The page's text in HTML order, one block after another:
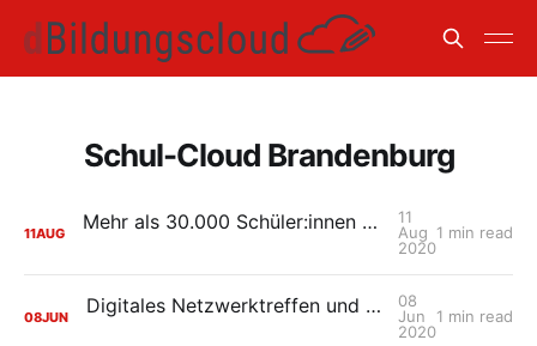
Schul-Cloud Brandenburg
11AUG Mehr als 30.000 Schüler:innen starten mit der Schul-Cloud Brandenburg in das neue Schuljahr
11
Aug
2020
1 min read
08JUN Digitales Netzwerktreffen und erster Community Call der Schul-Cloud Brandenburg-Pilotschulen
08
Jun
2020
1 min read